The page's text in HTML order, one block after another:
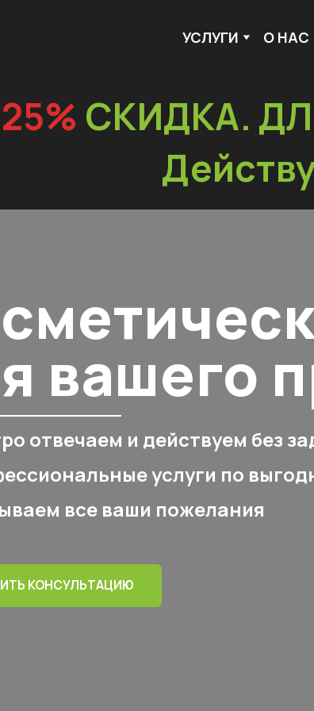
УСЛУГИ О НАС
СКИДКА.
вашего
отвечаем и действуем без
услуги по
все ваши пожелания
КОНСУЛЬТАЦИЮ